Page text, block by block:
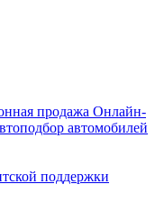
продажа Онлайн-
автомобилей
поддержки